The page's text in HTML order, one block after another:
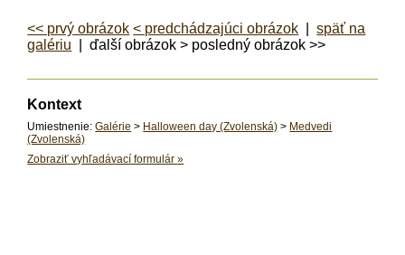
<< prvý obrázok < predchádzajúci obrázok |späť na
galériu | ďalší obrázok > posledný obrázok >>
Kontext
Umiestnenie:Galérie > Halloween day (Zvolenská) > Medvedi
(Zvolenská)
Zobraziť vyhľadávací formulár»